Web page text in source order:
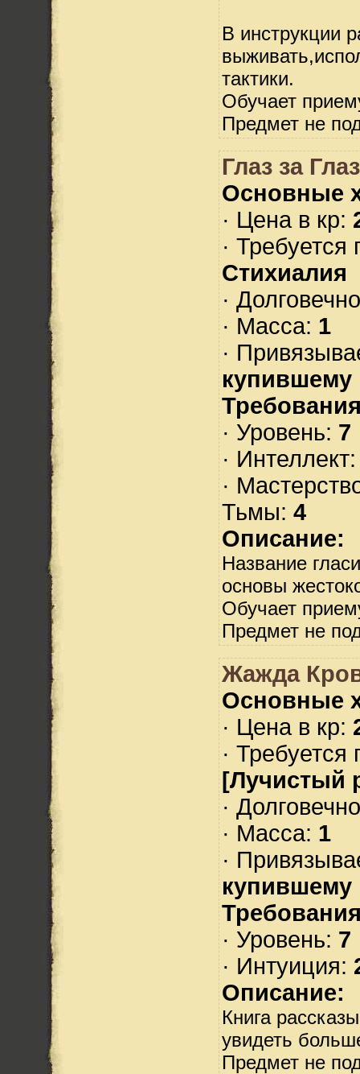
В инструкции
тактики.
Обучает
Предмет не
Глаз за
Основные
· Цена в кр:
· Требуется
Стихиалия
·
· Масса: 1
·
купившему
· Уровень: 7
·
·
Тьмы: 4
Описание:
Название
основы
Обучает
Предмет не
Жажда
Основные
· Цена в кр:
· Требуется
[Лучистый
·
· Масса: 1
·
купившему
· Уровень: 7
· Интуиция:
Описание:
Книга
увидеть
Предмет не